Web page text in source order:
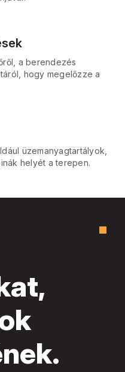
a berendezés
hogy megelőzze a
üzemanyagtartályok,
helyét a terepen.